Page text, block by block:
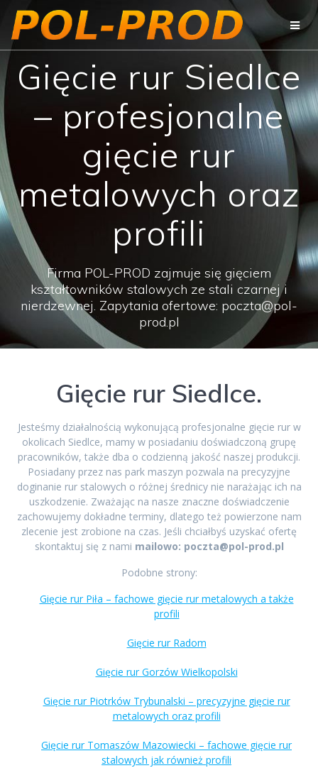
Przejdź
do
treści
Gięcie rur Siedlce
– profesjonalne
gięcie rur
metalowych oraz
profili
Firma POL-PROD zajmuje się gięciem
kształtowników stalowych ze stali czarnej i
nierdzewnej. Zapytania ofertowe: poczta@pol-
prod.pl
Gięcie rur Siedlce.
Jesteśmy działalnością wykonującą profesjonalne gięcie rur w
okolicach Siedlce, mamy w posiadaniu doświadczoną grupę
pracowników, także dba o codzienną jakość naszej produkcji.
Posiadany przez nas park maszyn pozwala na precyzyjne
doginanie rur stalowych o różnej średnicy nie narażając ich na
uszkodzenie. Zważając na nasze znaczne doświadczenie
zachowujemy dokładne terminy, dlatego też powierzone nam
zlecenie jest zrobione na czas. Jeśli chciałbyś uzyskać ofertę
skontaktuj się z nami mailowo: poczta@pol-prod.pl
Podobne strony:
Gięcie rur Piła – fachowe gięcie rur metalowych a także
profili
Gięcie rur Radom
Gięcie rur Gorzów Wielkopolski
Gięcie rur Piotrków Trybunalski – precyzyjne gięcie rur
metalowych oraz profili
Gięcie rur Tomaszów Mazowiecki – fachowe gięcie rur
stalowych jak również profili